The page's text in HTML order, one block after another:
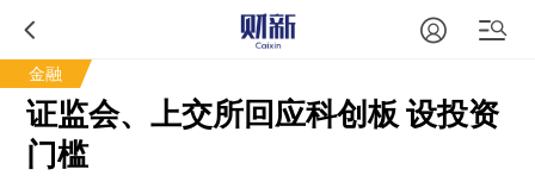
金融
证监会、上交所回应科创板 设投资
门槛